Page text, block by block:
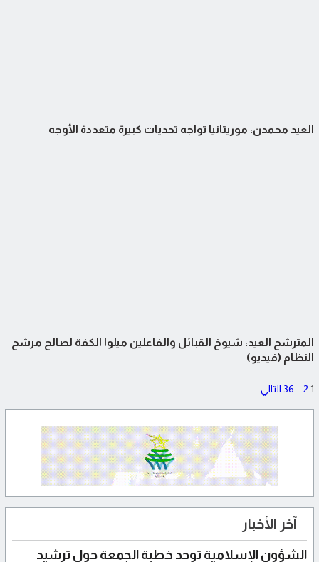
العيد محمدن: موريتانيا تواجه تحديات كبيرة متعددة الأوجه
المترشح العيد: شيوخ القبائل والفاعلين ميلوا الكفة لصالح مرشح
النظام (فيديو)
تعدد
صفحات
المقالات
1
2
36 التالي
آخر الأخبار
الشؤون الإسلامية توحد خطبة الجمعة حول ترشيد